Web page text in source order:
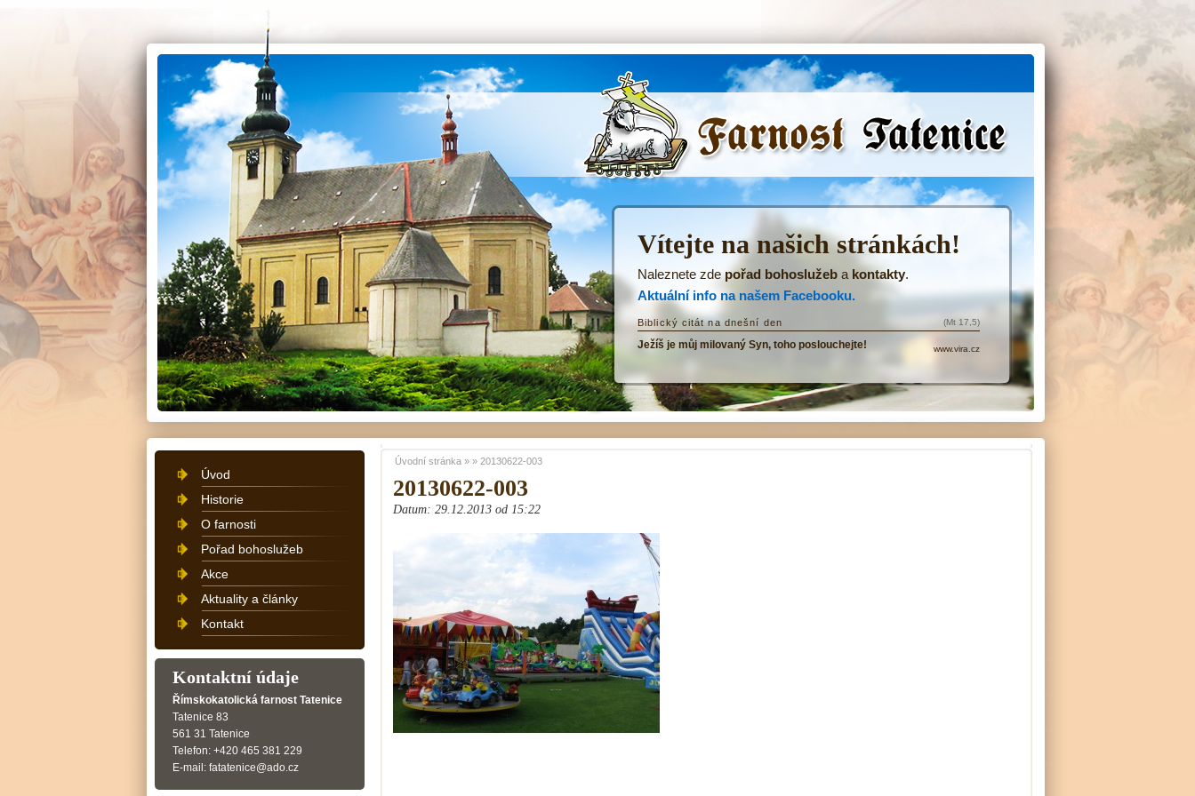
ŘKF Tatenice -
20130622-003
Datum: 29.12.2013 od 15:22
Úvodní stránka » » 20130622-003
Úvod
Historie
O farnosti
Pořad bohoslužeb
Akce
Aktuality a články
Kontakt
Kontaktní údaje
Římskokatolická farnost Tatenice
Tatenice 83
561 31 Tatenice
Telefon: +420 465 381 229
E-mail: fatatenice@ado.cz
Vítejte na našich stránkách!
Naleznete zdepořad bohoslužeb a kontakty.
Aktuální info na našem Facebooku.
Biblický citát na dnešní den
Ježíš je můj milovaný Syn, toho poslouchejte!
(Mt 17,5)
www.vira.cz